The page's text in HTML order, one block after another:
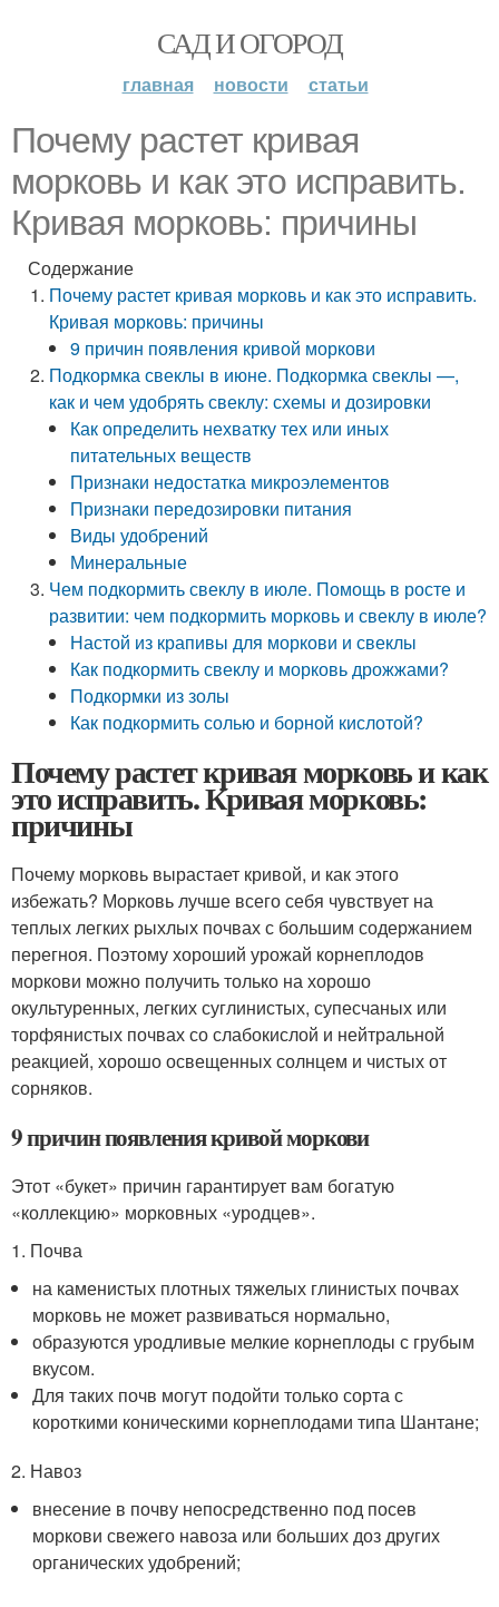
САД И ОГОРОД
главная новости статьи
Почему растет кривая
морковь и как это исправить.
Кривая морковь: причины
Содержание
Почему растет кривая морковь и как это исправить.
Кривая морковь: причины
9 причин появления кривой моркови
Подкормка свеклы в июне. Подкормка свеклы —,
как и чем удобрять свеклу: схемы и дозировки
Как определить нехватку тех или иных
питательных веществ
Признаки недостатка микроэлементов
Признаки передозировки питания
Виды удобрений
Минеральные
Чем подкормить свеклу в июле. Помощь в росте и
развитии: чем подкормить морковь и свеклу в июле?
Настой из крапивы для моркови и свеклы
Как подкормить свеклу и морковь дрожжами?
Подкормки из золы
Как подкормить солью и борной кислотой?
Почему растет кривая морковь и как
это исправить. Кривая морковь:
причины
Почему морковь вырастает кривой, и как этого
избежать? Морковь лучше всего себя чувствует на
теплых легких рыхлых почвах с большим содержанием
перегноя. Поэтому хороший урожай корнеплодов
моркови можно получить только на хорошо
окультуренных, легких суглинистых, супесчаных или
торфянистых почвах со слабокислой и нейтральной
реакцией, хорошо освещенных солнцем и чистых от
сорняков.
9 причин появления кривой моркови
Этот «букет» причин гарантирует вам богатую
«коллекцию» морковных «уродцев».
1. Почва
на каменистых плотных тяжелых глинистых почвах
морковь не может развиваться нормально,
образуются уродливые мелкие корнеплоды с грубым
вкусом.
Для таких почв могут подойти только сорта с
короткими коническими корнеплодами типа Шантане;
2. Навоз
внесение в почву непосредственно под посев
моркови свежего навоза или больших доз других
органических удобрений;